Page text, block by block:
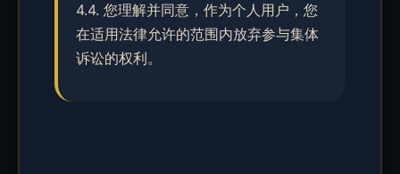
4.4. 您理解并同意，作为个人用户，您
在适用法律允许的范围内放弃参与集体
诉讼的权利。